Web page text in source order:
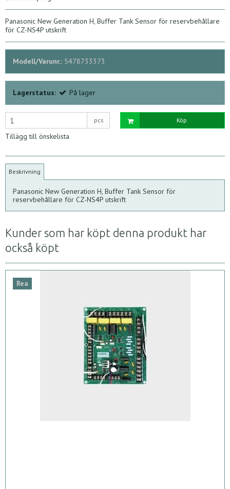
Panasonic New Generation H, Buffer Tank Sensor för reservbehållare
för CZ-NS4P utskrift
Modell/Varunr.: 5478733373
Lagerstatus: På lager
pcs Köp
Tillägg till önskelista
Beskrivning
Panasonic New Generation H, Buffer Tank Sensor för
reservbehållare för CZ-NS4P utskrift
Kunder som har köpt denna produkt har
också köpt
Rea